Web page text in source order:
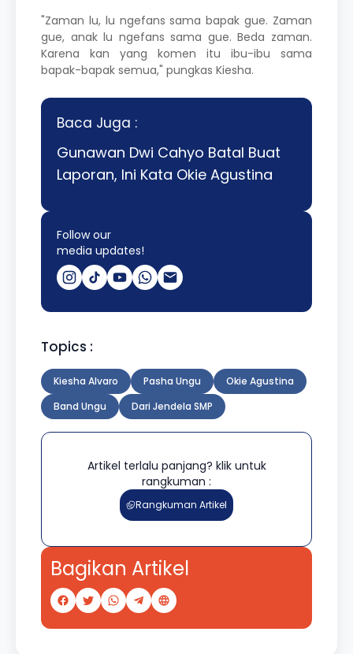
"Zaman lu, lu ngefans sama bapak gue. Zaman
gue, anak lu ngefans sama gue. Beda zaman.
Karena kan yang komen itu ibu-ibu sama
bapak-bapak semua," pungkas Kiesha.
Baca Juga :
Gunawan Dwi Cahyo Batal Buat
Laporan, Ini Kata Okie Agustina
Follow our
media updates!
Topics :
Kiesha Alvaro Pasha Ungu
Okie Agustina
Band Ungu
Dari Jendela SMP
Artikel terlalu panjang? klik untuk
rangkuman :
Rangkuman Artikel
Bagikan Artikel